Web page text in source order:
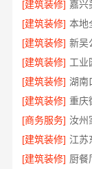
[建筑装修] 嘉兴
[建筑装修] 本地
[建筑装修]
[建筑装修]
[建筑装修]
[建筑装修] 重庆
[商务服务]
[建筑装修] 江苏
[建筑装修] 厨餐